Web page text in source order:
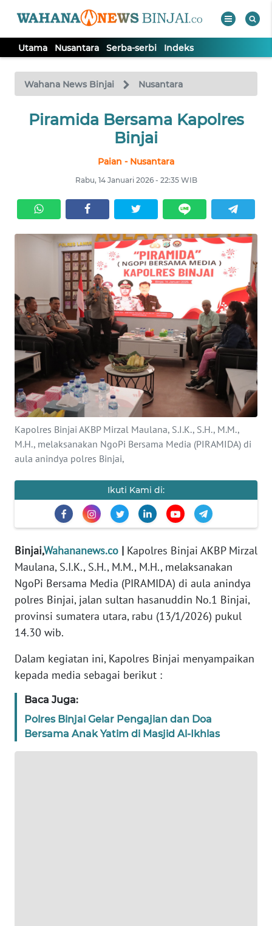
Utama Nusantara Serba-serbi Indeks
Wahana News Binjai Nusantara
Piramida Bersama Kapolres
Binjai
Paian - Nusantara
Rabu, 14 Januari 2026 - 22:35 WIB
Kapolres Binjai AKBP Mirzal Maulana, S.I.K., S.H., M.M.,
M.H., melaksanakan NgoPi Bersama Media (PIRAMIDA) di
aula anindya polres Binjai,
Ikuti Kami di:
Binjai,Wahananews.co | Kapolres Binjai AKBP Mirzal
Maulana, S.I.K., S.H., M.M., M.H., melaksanakan
NgoPi Bersama Media (PIRAMIDA) di aula anindya
polres Binjai, jalan sultan hasanuddin No.1 Binjai,
provinsi sumatera utara, rabu (13/1/2026) pukul
14.30 wib.
Dalam kegiatan ini, Kapolres Binjai menyampaikan
kepada media sebagai berikut :
Baca Juga:
Polres Binjai Gelar Pengajian dan Doa
Bersama Anak Yatim di Masjid Al-Ikhlas
TV
Tutup
UTAMA
SERBI
Informasi
KONTAK
KAMI
INFO
IKLAN
TENTANG
KAMI
PEDOMAN
MEDIA
SIBER
KARIR
DISCLAIMER
Wahana
News
Regional
SUMUT
JAKARTA
WN
JABAR